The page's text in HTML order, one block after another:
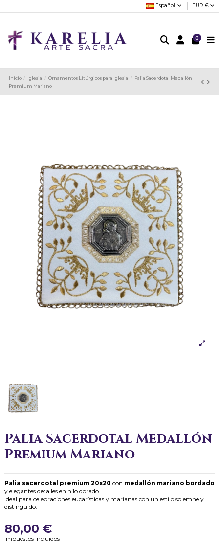
Español EUR €
0
Inicio Iglesia Ornamentos Litúrgicos para Iglesia
Palia Sacerdotal Medallón
Premium Mariano
Palia Sacerdotal Medallón
Premium Mariano
Palia sacerdotal premium 20x20 con medallón mariano bordado
y elegantes detalles en hilo dorado.
Ideal para celebraciones eucarísticas y marianas con un estilo solemne y
distinguido.
80,00 €
Impuestos incluidos